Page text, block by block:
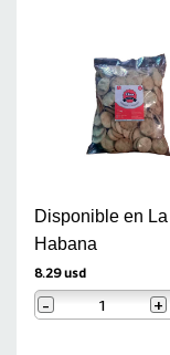
Disponible en La
Habana
8.29 usd
- +